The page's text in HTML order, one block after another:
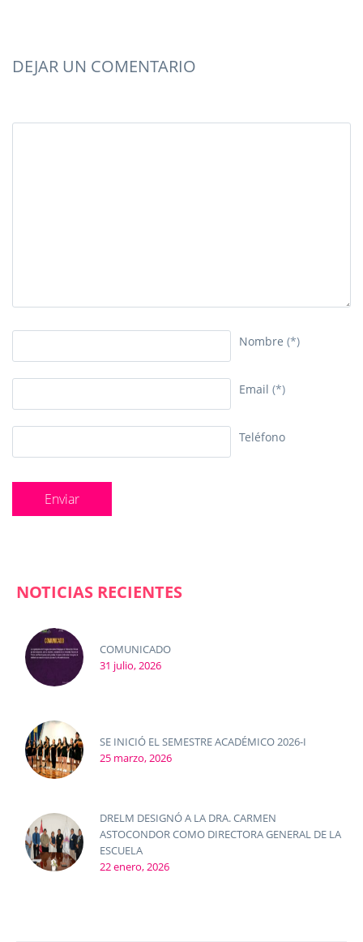
DEJAR UN COMENTARIO
Nombre (*)
Email (*)
Teléfono
NOTICIAS RECIENTES
COMUNICADO
31 julio, 2026
SE INICIÓ EL SEMESTRE ACADÉMICO 2026-I
25 marzo, 2026
DRELM DESIGNÓ A LA DRA. CARMEN
ASTOCONDOR COMO DIRECTORA GENERAL DE LA
ESCUELA
22 enero, 2026